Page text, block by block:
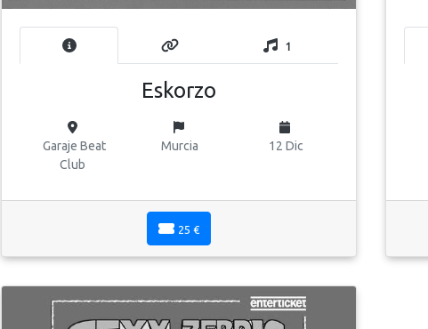
1
Eskorzo
Garaje Beat
Club
Murcia 12 Dic
25 €